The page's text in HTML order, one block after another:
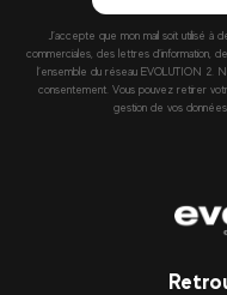
J’accepte que mon mail soit utilisé à
commerciales, des lettres d’information,
l’ensemble du réseau EVOLUTION 2.
consentement. Vous pouvez retirer
gestion de vos